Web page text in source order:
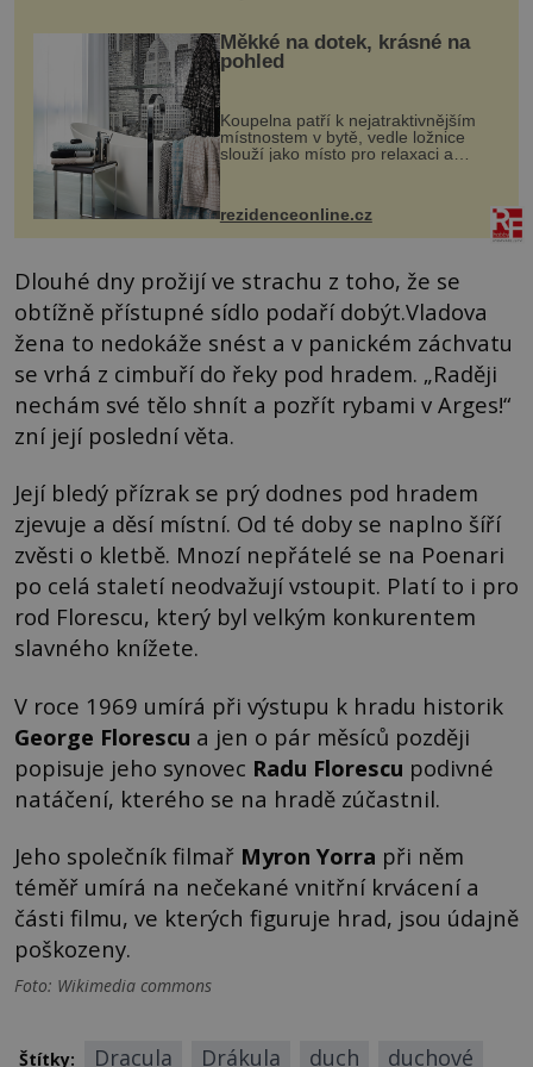
Měkké na dotek, krásné na
pohled
Koupelna patří k nejatraktivnějším
místnostem v bytě, vedle ložnice
slouží jako místo pro relaxaci a
odpočinek. Koupelnový textil –
ručníky, osušky a koberečky –
proutku...
rezidenceonline.cz
Dlouhé dny prožijí ve strachu z toho, že se
obtížně přístupné sídlo podaří dobýt.Vladova
žena to nedokáže snést a v panickém záchvatu
se vrhá z cimbuří do řeky pod hradem. „Raději
nechám své tělo shnít a pozřít rybami v Arges!“
zní její poslední věta.
Její bledý přízrak se prý dodnes pod hradem
zjevuje a děsí místní. Od té doby se naplno šíří
zvěsti o kletbě. Mnozí nepřátelé se na Poenari
po celá staletí neodvažují vstoupit. Platí to i pro
rod Florescu, který byl velkým konkurentem
slavného knížete.
V roce 1969 umírá při výstupu k hradu historik
George Florescu a jen o pár měsíců později
popisuje jeho synovec Radu Florescu podivné
natáčení, kterého se na hradě zúčastnil.
Jeho společník filmař Myron Yorra při něm
téměř umírá na nečekané vnitřní krvácení a
části filmu, ve kterých figuruje hrad, jsou údajně
poškozeny.
Foto: Wikimedia commons
Štítky: Dracula Drákula duch duchové